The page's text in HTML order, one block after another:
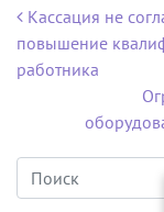
Кассация не
повышение
работника